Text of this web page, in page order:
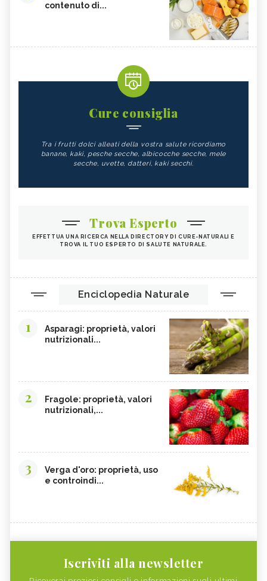
contenuto di...
Cure consiglia
Tra i frutti dolci alleati della vostra salute ricordiamo
banane, kaki, pesche secche, albicocche secche, mele
secche, uvette, datteri, kaki secchi.
Trova Esperto
EFFETTUA UNA RICERCA NELLA DIRECTORY DI CURE-NATURALI E
TROVA IL TUO ESPERTO DI SALUTE NATURALE.
Enciclopedia Naturale
1
Asparagi: proprietà, valori
nutrizionali...
2
Fragole: proprietà, valori
nutrizionali,...
3
Verga d'oro: proprietà, uso
e controindi...
Iscriviti alla newsletter